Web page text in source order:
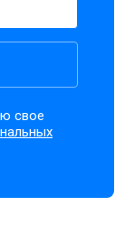
свое